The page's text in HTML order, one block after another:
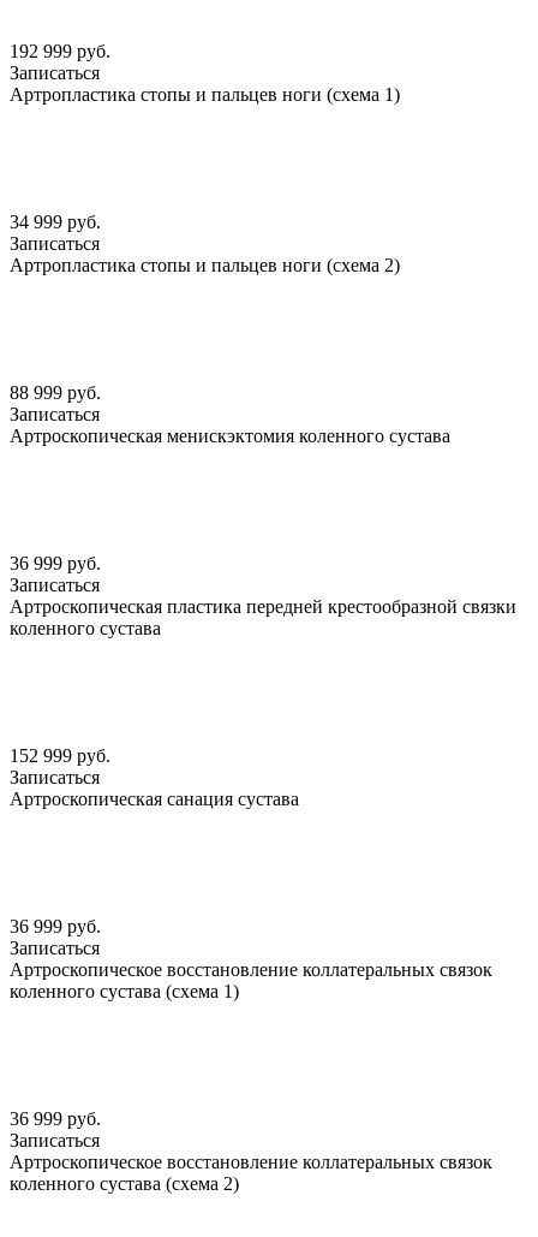
192 999 руб.
Записаться
Артропластика стопы и пальцев ноги (схема 1)
34 999 руб.
Записаться
Артропластика стопы и пальцев ноги (схема 2)
88 999 руб.
Записаться
Артроскопическая менискэктомия коленного сустава
36 999 руб.
Записаться
Артроскопическая пластика передней крестообразной связки
коленного сустава
152 999 руб.
Записаться
Артроскопическая санация сустава
36 999 руб.
Записаться
Артроскопическое восстановление коллатеральных связок
коленного сустава (схема 1)
36 999 руб.
Записаться
Артроскопическое восстановление коллатеральных связок
коленного сустава (схема 2)